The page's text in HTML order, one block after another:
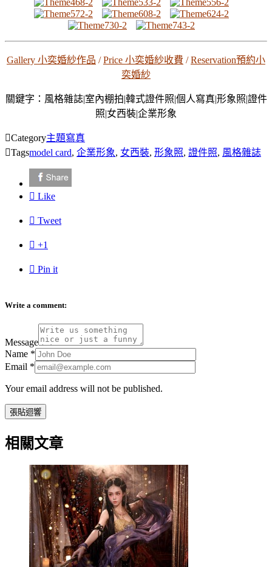
Gallery 小奕婚紗作品 /Price 小奕婚紗收費 /Reservation預約小
奕婚紗
關鍵字：風格雜誌|室內棚拍|韓式證件照|個人寫真|形象照|證件
照|女西裝|企業形象
Category主題寫真
Tagsmodel card, 企業形象, 女西裝, 形象照, 證件照, 風格雜誌
 Like
 Tweet
 +1
 Pin it
Write a comment:
Message
Name *
Email *
Your email address will not be published.
相關文章